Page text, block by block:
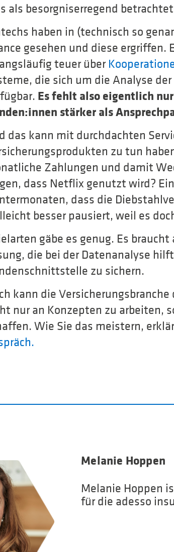
als besorgniserregend
haben in (technisch so
gesehen und diese ergriffen.
teuer über
die sich um die Analyse
Es fehlt also eigentlich
stärker als
das kann mit durchdachten
zu tun
Zahlungen und damit
dass Netflix genutzt wird?
dass die
besser pausiert, weil es
gäbe es genug. Es
die bei der Datenanalyse
zu sichern.
kann die
nur an Konzepten zu arbeiten,
Wie Sie das meistern,
Melanie Hoppen
Melanie Hoppen
für die adesso